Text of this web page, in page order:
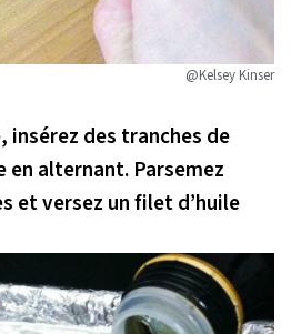
@Kelsey Kinser
insérez des tranches de
alternant. Parsemez
et versez un filet d’huile